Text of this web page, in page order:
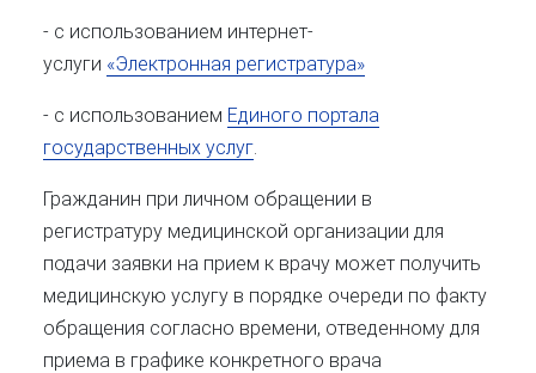
- с использованием интернет-
услуги «Электронная регистратура»
- с использованием Единого портала
государственных услуг.
Гражданин при личном обращении в
регистратуру медицинской организации для
подачи заявки на прием к врачу может получить
медицинскую услугу в порядке очереди по факту
обращения согласно времени, отведенному для
приема в графике конкретного врача